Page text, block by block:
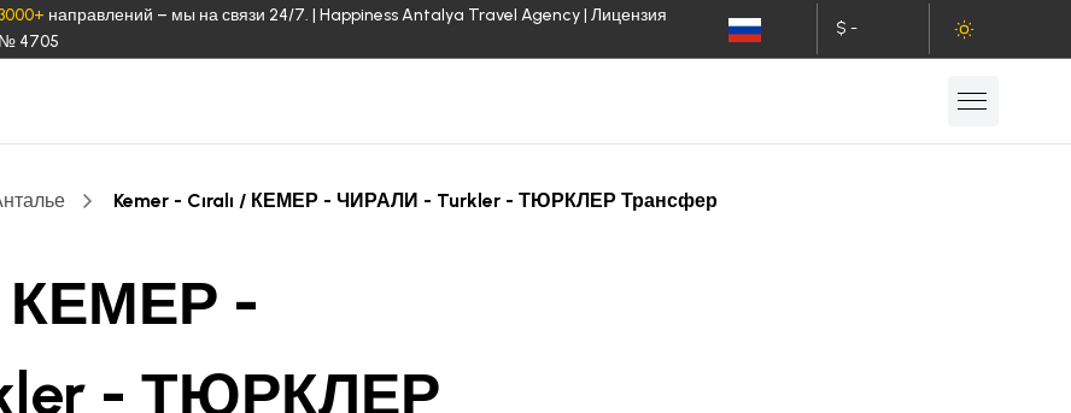
направлений – мы на связи 24/7. | Happiness Antalya Travel Agency | Лицензия
№ 4705
$ -
Kemer - Cıralı / КЕМЕР - ЧИРАЛИ - Turkler - ТЮРКЛЕР Трансфер
КЕМЕР -
- ТЮРКЛЕР